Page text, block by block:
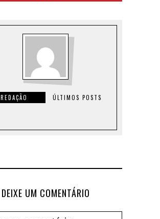
REDAÇÃO ÚLTIMOS POSTS
DEIXE UM COMENTÁRIO